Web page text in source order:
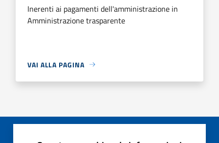
Inerenti ai pagamenti dell'amministrazione in
Amministrazione trasparente
VAI ALLA PAGINA